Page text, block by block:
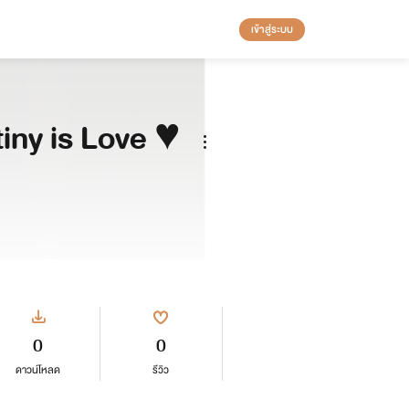
เข้าสู่ระบบ
is Love ♥️
0
ดาวน์โหลด
0
รีวิว